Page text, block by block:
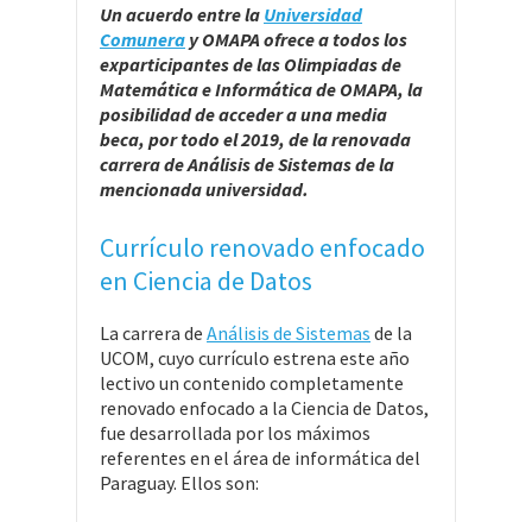
Un acuerdo entre la Universidad
Comunera y OMAPA ofrece a todos los
exparticipantes de las Olimpiadas de
Matemática e Informática de OMAPA, la
posibilidad de acceder a una media
beca, por todo el 2019, de la renovada
carrera de Análisis de Sistemas de la
mencionada universidad.
Currículo renovado enfocado
en Ciencia de Datos
La carrera de Análisis de Sistemas de la
UCOM, cuyo currículo estrena este año
lectivo un contenido completamente
renovado enfocado a la Ciencia de Datos,
fue desarrollada por los máximos
referentes en el área de informática del
Paraguay. Ellos son: